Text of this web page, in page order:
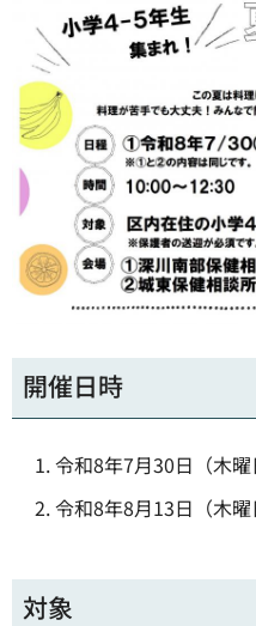
開催日時
令和8年7月30日（木
令和8年8月13日（木
対象